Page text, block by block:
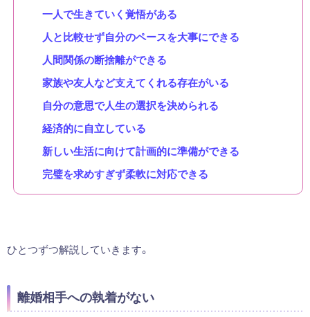
一人で生きていく覚悟がある
人と比較せず自分のペースを大事にできる
人間関係の断捨離ができる
家族や友人など支えてくれる存在がいる
自分の意思で人生の選択を決められる
経済的に自立している
新しい生活に向けて計画的に準備ができる
完璧を求めすぎず柔軟に対応できる
ひとつずつ解説していきます。
離婚相手への執着がない